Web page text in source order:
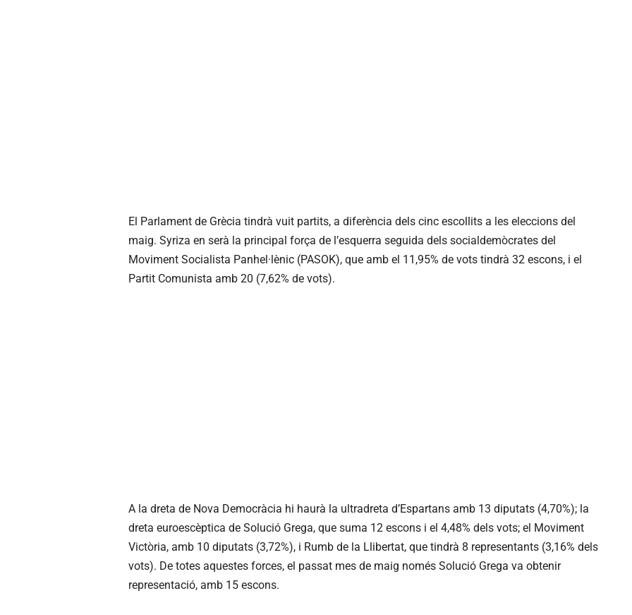
El Parlament de Grècia tindrà vuit partits, a diferència dels cinc escollits a les eleccions del
maig. Syriza en serà la principal força de l’esquerra seguida dels socialdemòcrates del
Moviment Socialista Panhel·lènic (PASOK), que amb el 11,95% de vots tindrà 32 escons, i el
Partit Comunista amb 20 (7,62% de vots).
A la dreta de Nova Democràcia hi haurà la ultradreta d’Espartans amb 13 diputats (4,70%); la
dreta euroescèptica de Solució Grega, que suma 12 escons i el 4,48% dels vots; el Moviment
Victòria, amb 10 diputats (3,72%), i Rumb de la Llibertat, que tindrà 8 representants (3,16% dels
vots). De totes aquestes forces, el passat mes de maig només Solució Grega va obtenir
representació, amb 15 escons.